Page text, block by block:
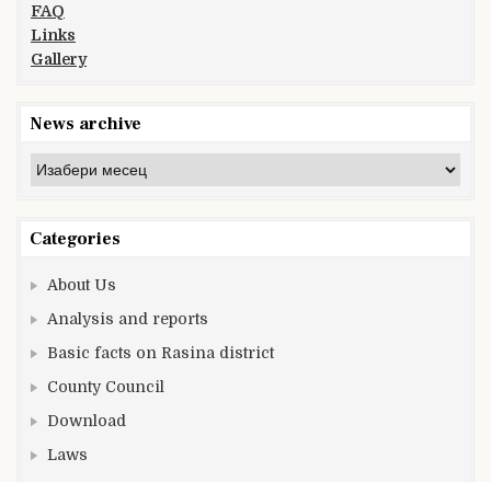
FAQ
Links
Gallery
News archive
News
archive
Categories
About Us
Analysis and reports
Basic facts on Rasina district
County Council
Download
Laws